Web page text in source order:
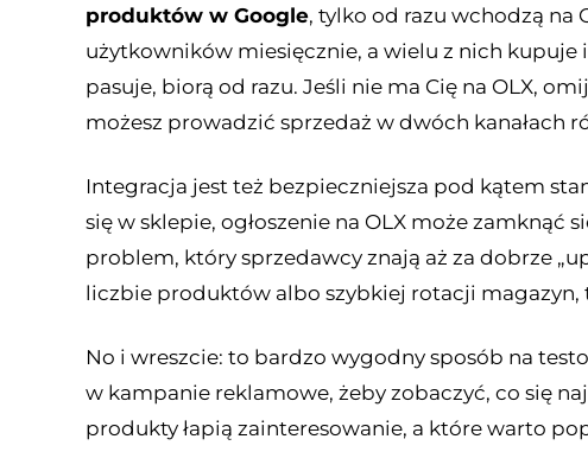
produktów w Google, tylko od razu wchodzą na
użytkowników miesięcznie, a wielu z nich kupuje
pasuje, biorą od razu. Jeśli nie ma Cię na OLX,
możesz prowadzić sprzedaż w dwóch kanałach
Integracja jest też bezpieczniejsza pod kątem
się w sklepie, ogłoszenie na OLX może zamknąć
problem, który sprzedawcy znają aż za dobrze
liczbie produktów albo szybkiej rotacji magazyn,
No i wreszcie: to bardzo wygodny sposób na
w kampanie reklamowe, żeby zobaczyć, co się
produkty łapią zainteresowanie, a które warto